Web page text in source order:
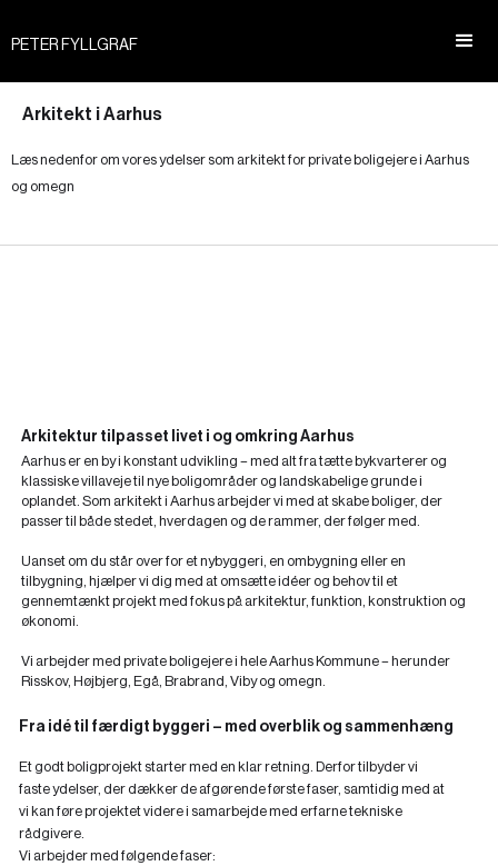
PETER FYLLGRAF
Arkitekt i Aarhus
Læs nedenfor om vores ydelser som arkitekt for private boligejere i Aarhus
og omegn
Arkitektur tilpasset livet i og omkring Aarhus
Aarhus er en by i konstant udvikling – med alt fra tætte bykvarterer og
klassiske villaveje til nye boligområder og landskabelige grunde i
oplandet. Som arkitekt i Aarhus arbejder vi med at skabe boliger, der
passer til både stedet, hverdagen og de rammer, der følger med.
Uanset om du står over for et nybyggeri, en ombygning eller en
tilbygning, hjælper vi dig med at omsætte idéer og behov til et
gennemtænkt projekt med fokus på arkitektur, funktion, konstruktion og
økonomi.
Vi arbejder med private boligejere i hele Aarhus Kommune – herunder
Risskov, Højbjerg, Egå, Brabrand, Viby og omegn.
Fra idé til færdigt byggeri – med overblik og sammenhæng
Et godt boligprojekt starter med en klar retning. Derfor tilbyder vi
faste ydelser, der dækker de afgørende første faser, samtidig med at
vi kan føre projektet videre i samarbejde med erfarne tekniske
rådgivere.
Vi arbejder med følgende faser: